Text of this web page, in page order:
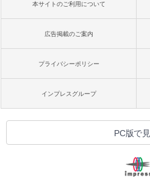
本サイトのご利用について
広告掲載のご案内
プライバシーポリシー
インプレスグループ
PC版で